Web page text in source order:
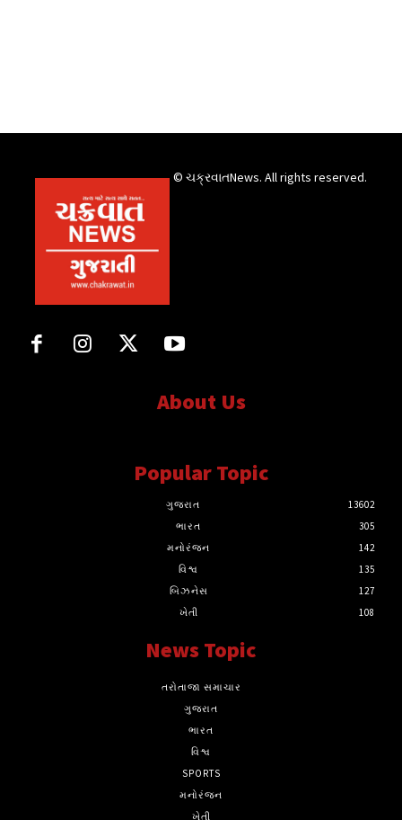
© ચક્રવાતNews. All rights reserved.
About Us
Popular Topic
ગુજરાત
13602
ભારત
305
મનોરંજન
142
વિશ્વ
135
બિઝનેસ
127
ખેતી
108
News Topic
તરોતાજા સમાચાર
ગુજરાત
ભારત
વિશ્વ
SPORTS
મનોરંજન
ખેતી